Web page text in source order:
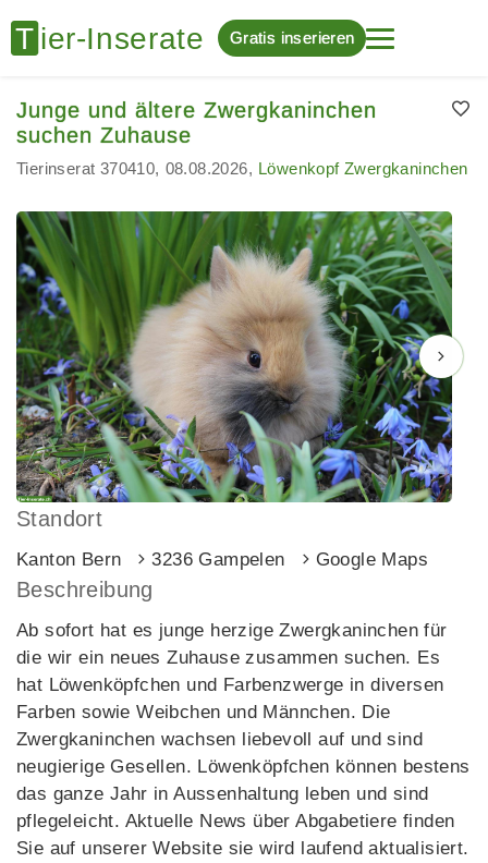
Gratis inserieren
Junge und ältere Zwergkaninchen
suchen Zuhause
Tierinserat 370410 08.08.2026 Löwenkopf Zwergkaninchen
Standort
Kanton Bern 3236 Gampelen Google Maps
Beschreibung
Ab sofort hat es junge herzige Zwergkaninchen für
die wir ein neues Zuhause zusammen suchen. Es
hat Löwenköpfchen und Farbenzwerge in diversen
Farben sowie Weibchen und Männchen. Die
Zwergkaninchen wachsen liebevoll auf und sind
neugierige Gesellen. Löwenköpfchen können bestens
das ganze Jahr in Aussenhaltung leben und sind
pflegeleicht. Aktuelle News über Abgabetiere finden
Sie auf unserer Website sie wird laufend aktualisiert.